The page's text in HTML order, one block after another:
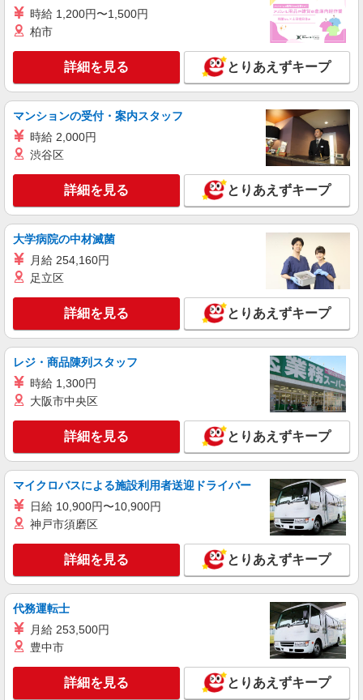
時給 1,200円〜1,500円
柏市
詳細を見る とりあえずキープ
マンションの受付・案内スタッフ
時給 2,000円
渋谷区
詳細を見る とりあえずキープ
大学病院の中材滅菌
月給 254,160円
足立区
詳細を見る とりあえずキープ
レジ・商品陳列スタッフ
時給 1,300円
大阪市中央区
詳細を見る とりあえずキープ
マイクロバスによる施設利用者送迎ドライバー
日給 10,900円〜10,900円
神戸市須磨区
詳細を見る とりあえずキープ
代務運転士
月給 253,500円
豊中市
詳細を見る とりあえずキープ